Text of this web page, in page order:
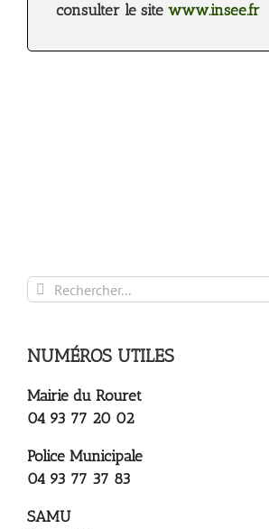
consulter le site www.insee.fr
Rechercher:
NUMÉROS UTILES
Mairie du Rouret
04 93 77 20 02
Police Municipale
04 93 77 37 83
SAMU